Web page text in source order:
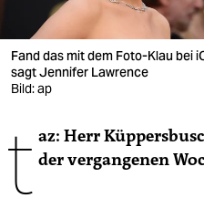
fragen & hilfe
unterstützen
genossenschaft
Fand das mit dem Foto-Klau bei
sagt Jennifer Lawrence
Bild: ap
t az: Herr
der vergangenen